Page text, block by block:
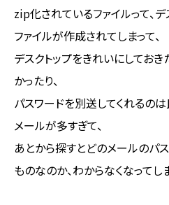
zip化されているファイルって、
ファイルが作成されてしまって、
デスクトップをきれいにしてお
かったり、
パスワードを別送してくれるの
メールが多すぎて、
あとから探すとどのメールのパ
ものなのか、わからなくなってし